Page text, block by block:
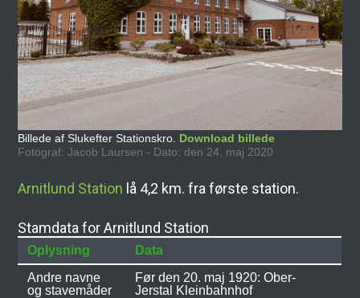
Billede af Slukefter Stationskro. Download billede
Fotograf: Jacob Laursen - Dato: den 24. maj 2020
Arnitlund Station lå 4,2 km. fra første station.
Stamdata for Arnitlund Station
Oplysning
Data
Andre navne
og stavemåder
Før den 20. maj 1920: Ober-
Jerstal Kleinbahnhof